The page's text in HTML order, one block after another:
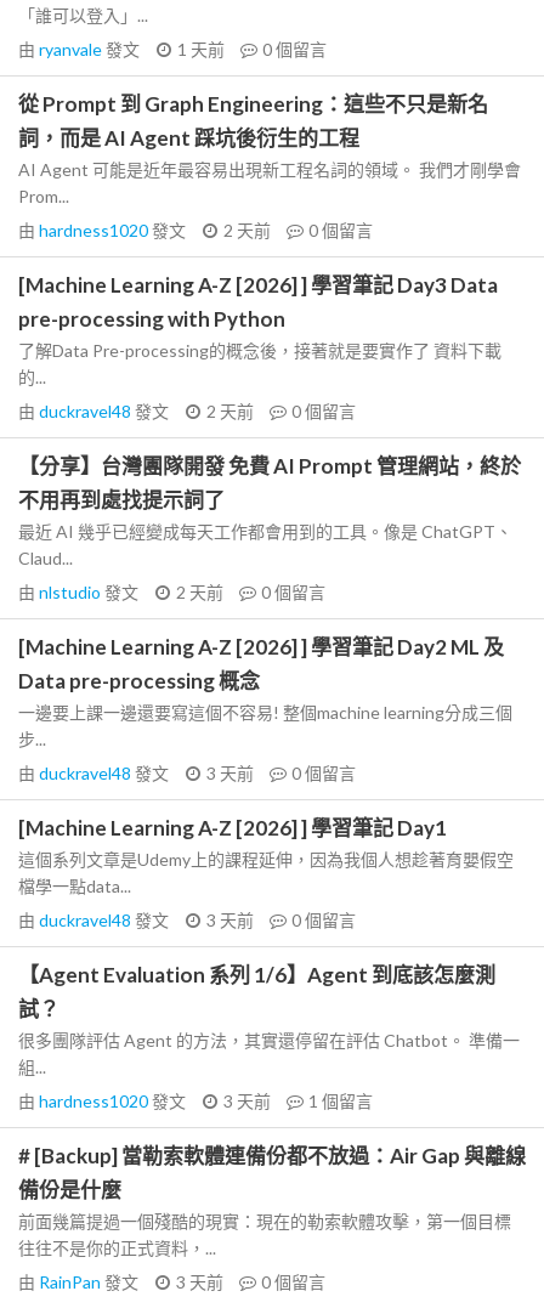
「誰可以登入」...
由 ryanvale發文 1 天前 0個留言
從 Prompt 到 Graph Engineering：這些不只是新名
詞，而是 AI Agent 踩坑後衍生的工程
AI Agent 可能是近年最容易出現新工程名詞的領域。 我們才剛學會
Prom...
由 hardness1020發文 2 天前 0個留言
[Machine Learning A-Z [2026] ] 學習筆記 Day3 Data
pre-processing with Python
了解Data Pre-processing的概念後，接著就是要實作了 資料下載
的...
由 duckravel48 發文 2 天前 0個留言
【分享】台灣團隊開發 免費 AI Prompt 管理網站，終於
不用再到處找提示詞了
最近 AI 幾乎已經變成每天工作都會用到的工具。像是 ChatGPT、
Claud...
由 nlstudio 發文 2 天前 0個留言
[Machine Learning A-Z [2026] ] 學習筆記 Day2 ML 及
Data pre-processing 概念
一邊要上課一邊還要寫這個不容易! 整個machine learning分成三個
步...
由 duckravel48 發文 3 天前 0個留言
[Machine Learning A-Z [2026] ] 學習筆記 Day1
這個系列文章是Udemy上的課程延伸，因為我個人想趁著育嬰假空
檔學一點data...
由 duckravel48 發文 3 天前 0個留言
【Agent Evaluation 系列 1/6】Agent 到底該怎麼測
試？
很多團隊評估 Agent 的方法，其實還停留在評估 Chatbot。 準備一
組...
由 hardness1020發文 3 天前 1 個留言
# [Backup] 當勒索軟體連備份都不放過：Air Gap 與離線
備份是什麼
前面幾篇提過一個殘酷的現實：現在的勒索軟體攻擊，第一個目標
往往不是你的正式資料，...
由 RainPan 發文 3 天前 0個留言